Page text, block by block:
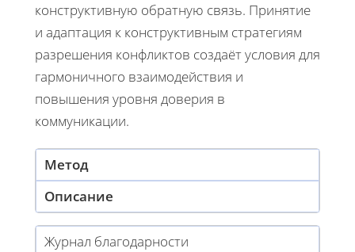
конструктивную обратную связь. Принятие
и адаптация к конструктивным стратегиям
разрешения конфликтов создаёт условия для
гармоничного взаимодействия и
повышения уровня доверия в
коммуникации.
Метод
Описание
Журнал благодарности